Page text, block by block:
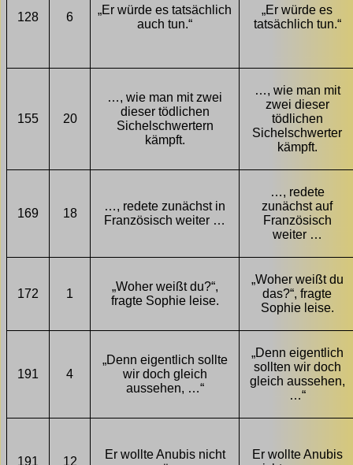
128 6
„Er würde es tatsächlich
auch tun.“
„Er würde es
tatsächlich tun.“
155 20
…, wie man mit zwei
dieser tödlichen
Sichelschwertern
kämpft.
…, wie man mit
zwei dieser
tödlichen
Sichelschwerter
kämpft.
169 18
…, redete zunächst in
Französisch weiter …
…, redete
zunächst auf
Französisch
weiter …
172 1
„Woher weißt du?“,
fragte Sophie leise.
„Woher weißt du
das?“, fragte
Sophie leise.
191 4
„Denn eigentlich sollte
wir doch gleich
aussehen, …“
„Denn eigentlich
sollten wir doch
gleich aussehen,
…“
191 12
Er wollte Anubis nicht
Er wollte Anubis